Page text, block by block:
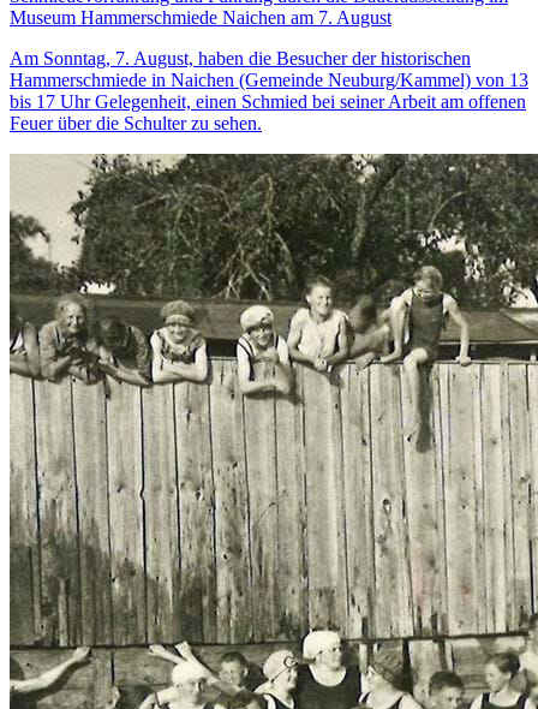
Museum Hammerschmiede Naichen am 7. August
Am Sonntag, 7. August, haben die Besucher der historischen
Hammerschmiede in Naichen (Gemeinde Neuburg/Kammel) von 13
bis 17 Uhr Gelegenheit, einen Schmied bei seiner Arbeit am offenen
Feuer über die Schulter zu sehen.